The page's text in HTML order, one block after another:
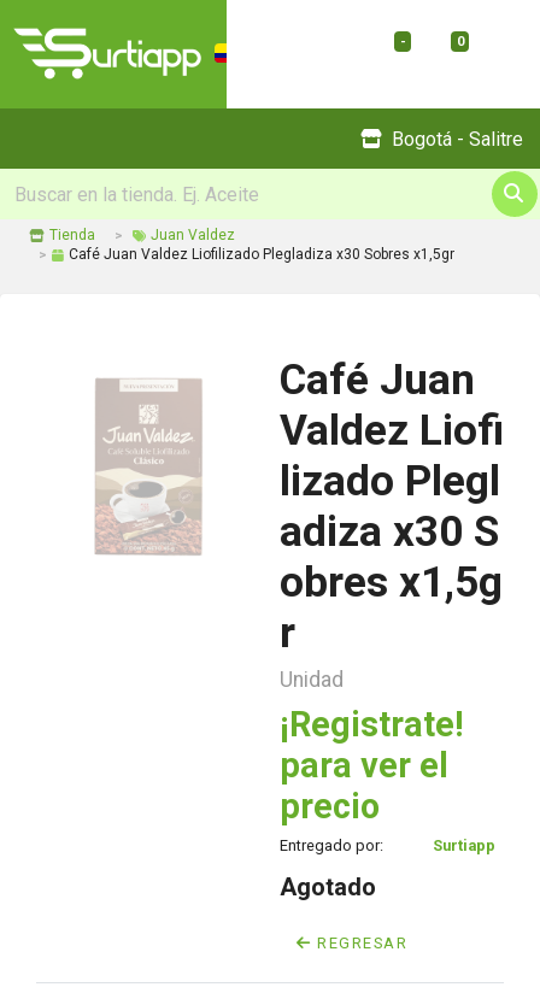
- 0
Bogotá - Salitre
Tienda
Juan Valdez
Café Juan Valdez Liofilizado Plegladiza x30 Sobres x1,5gr
Café Juan
Valdez Liofi
lizado Plegl
adiza x30 S
obres x1,5g
r
Unidad
¡Registrate!
para ver el
precio
Entregado por: Surtiapp
Agotado
REGRESAR